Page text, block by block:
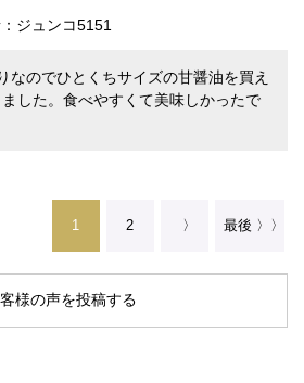
ジュンコ5151
なのでひとくちサイズの甘醤油を買え
した。食べやすくて美味しかったで
1 2 〉 最後 〉〉
様の声を投稿する